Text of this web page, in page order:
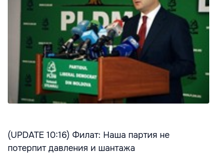
(UPDATE 10:16) Филат: Наша партия не
потерпит давления и шантажа